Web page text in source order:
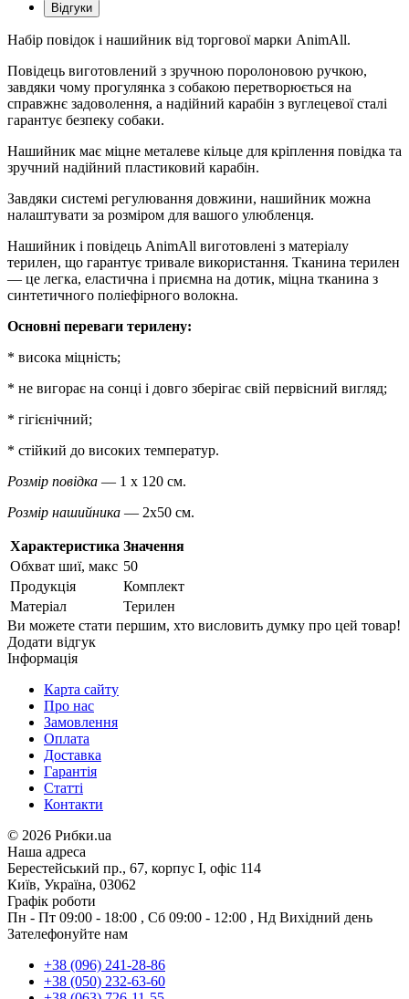
Відгуки
Набір повідок і нашийник від торгової марки AnimAll.
Повідець виготовлений з зручною поролоновою ручкою,
завдяки чому прогулянка з собакою перетворюється на
справжнє задоволення, а надійний карабін з вуглецевої сталі
гарантує безпеку собаки.
Нашийник має міцне металеве кільце для кріплення повідка та
зручний надійний пластиковий карабін.
Завдяки системі регулювання довжини, нашийник можна
налаштувати за розміром для вашого улюбленця.
Нашийник і повідець AnimAll виготовлені з матеріалу
терилен, що гарантує тривале використання. Тканина терилен
— це легка, еластична і приємна на дотик, міцна тканина з
синтетичного поліефірного волокна.
Основні переваги терилену:
* висока міцність;
* не вигорає на сонці і довго зберігає свій первісний вигляд;
* гігієнічний;
* стійкий до високих температур.
Розмір повідка — 1 x 120 см.
Розмір нашийника — 2х50 см.
Характеристика Значення
Обхват шиї, макс 50
Продукція
Комплект
Матеріал
Терилен
Ви можете стати першим, хто висловить думку про цей товар!
Додати відгук
Інформація
Карта сайту
Про нас
Замовлення
Оплата
Доставка
Гарантія
Статті
Контакти
© 2026 Рибки.ua
Наша адреса
Берестейський пр., 67, корпус І, офіс 114
Київ, Україна, 03062
Графік роботи
Пн - Пт 09:00 - 18:00 , Сб 09:00 - 12:00 , Нд Вихідний день
Зателефонуйте нам
+38 (096) 241-28-86
+38 (050) 232-63-60